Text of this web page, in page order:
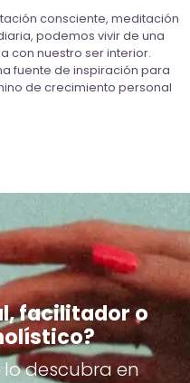
consciente, meditación
podemos vivir de una
con nuestro ser interior.
fuente de inspiración para
de crecimiento personal
facilitador o
descubra en